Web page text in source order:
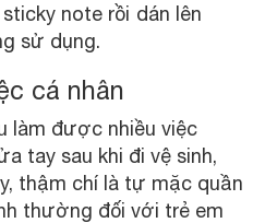
note rồi dán lên
sử dụng.
cá nhân
làm được nhiều việc
tay sau khi đi vệ sinh,
thậm chí là tự mặc quần
thường đối với trẻ em